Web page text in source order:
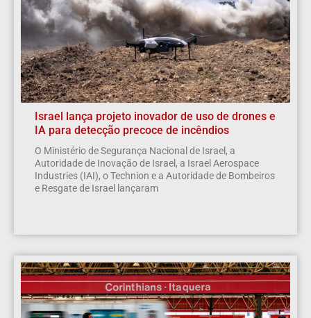
Israel lança projeto inovador de uso de drones e
IA para detecção precoce de incêndios
O Ministério de Segurança Nacional de Israel, a
Autoridade de Inovação de Israel, a Israel Aerospace
Industries (IAI), o Technion e a Autoridade de Bombeiros
e Resgate de Israel lançaram